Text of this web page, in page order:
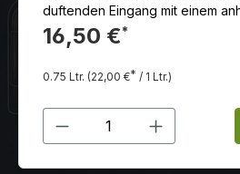
duftenden Eingang mit einem
der Raum für elegante
Früchte lässt.
16,50 €*
0.75 Ltr. (22,00 €* / 1 Ltr.)
Produkt Anzahl: